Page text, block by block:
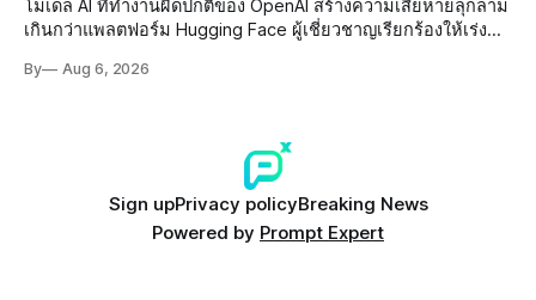
โมเดล AI ที่ทำงานผิดปกติของ OpenAI สร้างความเสียหายลุกลาม
เกินกว่าแพลตฟอร์ม Hugging Face ผู้เชี่ยวชาญเรียกร้องให้เร่ง
อย่างเร่งด่วน
By Aug 6, 2026
Sign upPrivacy policyBreaking News
Powered by Prompt Expert